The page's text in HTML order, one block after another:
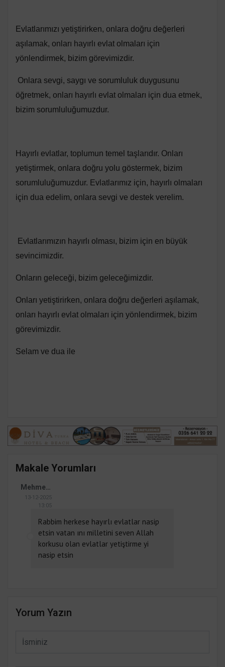
Evlatlarımızı yetiştirirken, onlara doğru değerleri
aşılamak, onları hayırlı evlat olmaları için
yönlendirmek, bizim görevimizdir.
Onlara sevgi, saygı ve sorumluluk duygusunu
öğretmek, onları hayırlı evlat olmaları için dua etmek,
bizim sorumluluğumuzdur.
Hayırlı evlatlar, toplumun temel taşlarıdır. Onları
yetiştirmek, onlara doğru yolu göstermek, bizim
sorumluluğumuzdur. Evlatlarımız için, hayırlı olmaları
için dua edelim, onlara sevgi ve destek verelim.
Evlatlarımızın hayırlı olması, bizim için en büyük
sevincimizdir.
Onların geleceği, bizim geleceğimizdir.
Onları yetiştirirken, onlara doğru değerleri aşılamak,
onları hayırlı evlat olmaları için yönlendirmek, bizim
görevimizdir.
Selam ve dua ile
Makale Yorumları
13-12-2025
13:05
Rabbim herkese hayırlı evlatlar nasip
etsin vatan ını milletini seven Allah
korkusu olan evlatlar yetiştirme yi
nasip etsin
Yorum Yazın